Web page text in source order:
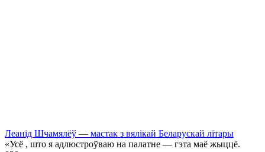
Леанід Шчамялёў — мастак з вялікай Беларускай літары
«Усё , што я адлюстроўваю на палатне — гэта маё жыццё.